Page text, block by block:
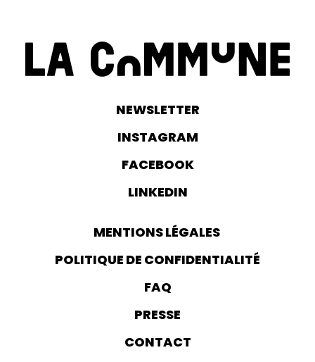
NEWSLETTER
INSTAGRAM
FACEBOOK
LINKEDIN
MENTIONS LÉGALES
POLITIQUE DE CONFIDENTIALITÉ
FAQ
PRESSE
CONTACT